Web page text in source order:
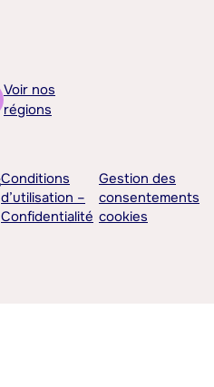
Voir nos
régions
Conditions
d’utilisation –
Confidentialité
Gestion des
consentements
cookies